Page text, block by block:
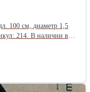
100 см, диаметр 1,5
214. В наличии в